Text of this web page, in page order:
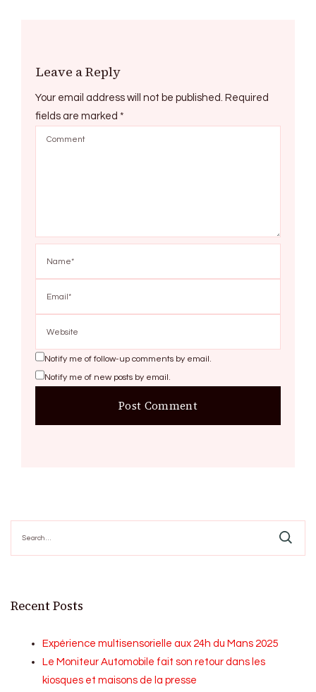
Leave a Reply
Your email address will not be published. Required
fields are marked *
Notify me of follow-up comments by email.
Notify me of new posts by email.
for:
Recent Posts
Expérience multisensorielle aux 24h du Mans 2025
Le Moniteur Automobile fait son retour dans les
kiosques et maisons de la presse